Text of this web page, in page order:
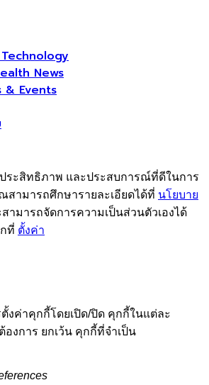
News
Events
ระสิทธิภาพ และประสบการณ์ที่ดีในการ
ามารถศึกษารายละเอียดได้ที่ นโยบาย
ามารถจัดการความเป็นส่วนตัวเองได้
ที่ ตั้งค่า
งค่าคุกกี้โดยเปิด/ปิด คุกกี้ในแต่ละ
งการ ยกเว้น คุกกี้ที่จำเป็น